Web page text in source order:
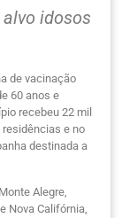
idosos
de vacinação
60 anos e
recebeu 22 mil
e no
destinada a
Alegre,
Nova Califórnia,